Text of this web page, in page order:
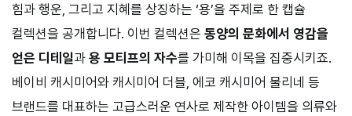
힘과 행운, 그리고 지혜를 상징하는 ‘용’을 주제로 한 캡슐
컬렉션을 공개합니다. 이번 컬렉션은 동양의 문화에서 영감을
얻은 디테일과 용 모티프의 자수를 가미해 이목을 집중시키죠.
베이비 캐시미어와 캐시미어 더블, 에코 캐시미어 물리네 등
브랜드를 대표하는 고급스러운 연사로 제작한 아이템을 의류와